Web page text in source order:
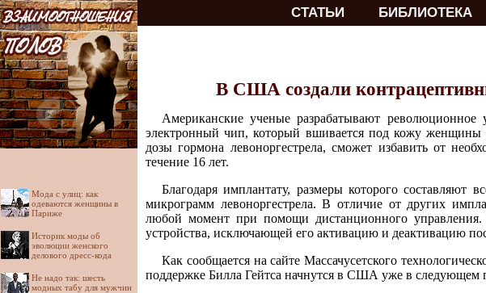
СТАТЬИ БИБЛИОТЕКА
Мода с улиц: как
одеваются женщины в
Париже
Историк моды об
эволюции женского
делового дресс-кода
Не надо так: шесть
модных табу для мужчин
В США создали
Американские ученые разрабатывают революционное
электронный чип, который вшивается под кожу женщины
дозы гормона левоноргестрела, сможет избавить от
течение 16 лет.
Благодаря имплантату, размеры которого составляют
микрограмм левоноргестрела. В отличие от других
любой момент при помощи дистанционного
устройства, исключающей его активацию и деактивацию
Как сообщается на сайте Массачусетского
поддержке Билла Гейтса начнутся в США уже в следующем